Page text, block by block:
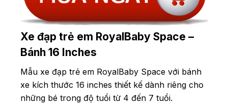
Xe đạp trẻ em RoyalBaby Space –
Bánh 16 Inches
Mẫu xe đạp trẻ em RoyalBaby Space với bánh
xe kích thước 16 inches thiết kế dành riêng cho
những bé trong độ tuổi từ 4 đến 7 tuổi.